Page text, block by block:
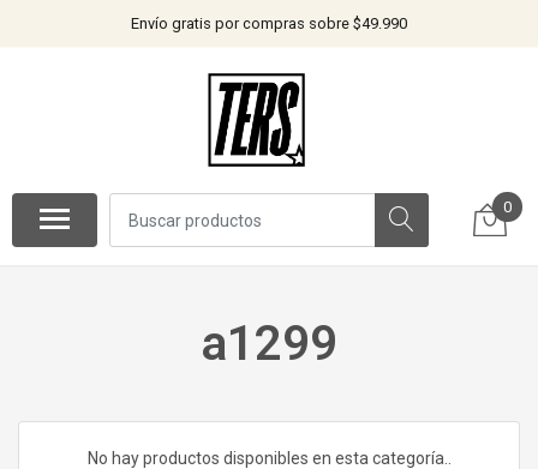
Envío gratis por compras sobre $49.990
0
a1299
No hay productos disponibles en esta categoría..